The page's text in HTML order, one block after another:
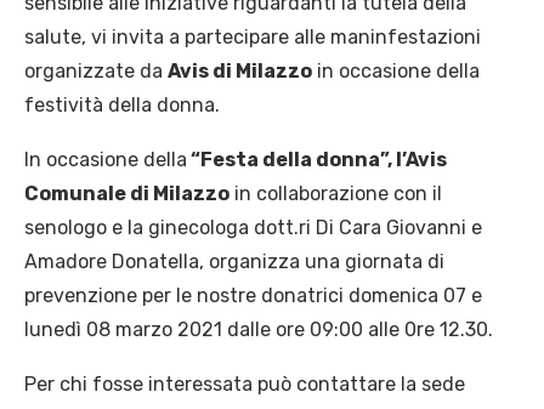
salute, vi invita a partecipare alle maninfestazioni
organizzate da Avis di Milazzo in occasione della
festività della donna.
In occasione della “Festa della donna”, l’Avis
Comunale di Milazzo in collaborazione con il
senologo e la ginecologa dott.ri Di Cara Giovanni e
Amadore Donatella, organizza una giornata di
prevenzione per le nostre donatrici domenica 07 e
lunedì 08 marzo 2021 dalle ore 09:00 alle 0re 12.30.
Per chi fosse interessata può contattare la sede